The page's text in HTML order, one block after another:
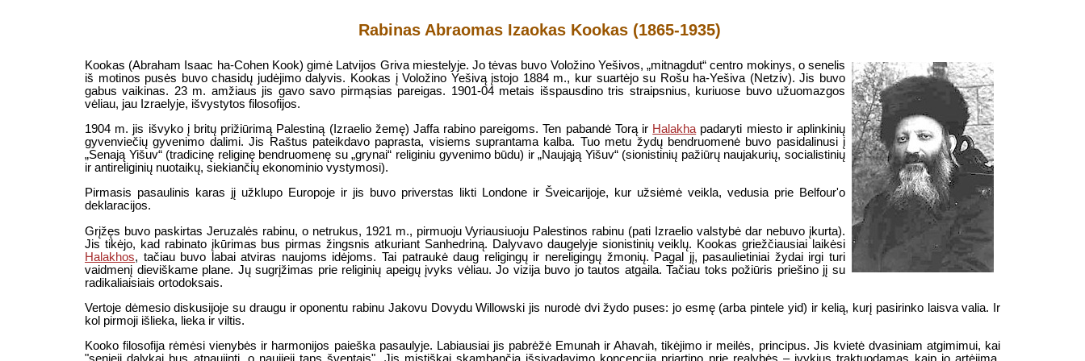
Rabinas Abraomas Izaokas Kookas (1865-1935)
Kookas (Abraham Isaac ha-Cohen Kook) gimė Latvijos Griva miestelyje. Jo tėvas buvo Voložino Yešivos, „mitnagdut“ centro mokinys, o senelis
iš motinos pusės buvo chasidų judėjimo dalyvis. Kookas į Voložino Yešivą įstojo 1884 m., kur suartėjo su Rošu ha-Yešiva (Netziv). Jis buvo
gabus vaikinas. 23 m. amžiaus jis gavo savo pirmąsias pareigas. 1901-04 metais išspausdino tris straipsnius, kuriuose buvo užuomazgos
vėliau, jau Izraelyje, išvystytos filosofijos.
1904 m. jis išvyko į britų prižiūrimą Palestiną (Izraelio žemę) Jaffa rabino pareigoms. Ten pabandė Torą ir Halakha padaryti miesto ir aplinkinių
gyvenviečių gyvenimo dalimi. Jis Raštus pateikdavo paprasta, visiems suprantama kalba. Tuo metu žydų bendruomenė buvo pasidalinusi į
„Senają Yišuv“ (tradicinę religinę bendruomenę su „grynai“ religiniu gyvenimo būdu) ir „Naująją Yišuv“ (sionistinių pažiūrų naujakurių, socialistinių
ir antireliginių nuotaikų, siekiančių ekonominio vystymosi).
Pirmasis pasaulinis karas jį užklupo Europoje ir jis buvo priverstas likti Londone ir Šveicarijoje, kur užsiėmė veikla, vedusia prie Belfour'o
deklaracijos.
Grįžęs buvo paskirtas Jeruzalės rabinu, o netrukus, 1921 m., pirmuoju Vyriausiuoju Palestinos rabinu (pati Izraelio valstybė dar nebuvo įkurta).
Jis tikėjo, kad rabinato įkūrimas bus pirmas žingsnis atkuriant Sanhedriną. Dalyvavo daugelyje sionistinių veiklų. Kookas griežčiausiai laikėsi
Halakhos, tačiau buvo labai atviras naujoms idėjoms. Tai patraukė daug religingų ir nereligingų žmonių. Pagal jį, pasaulietiniai žydai irgi turi
vaidmenį dieviškame plane. Jų sugrįžimas prie religinių apeigų įvyks vėliau. Jo vizija buvo jo tautos atgaila. Tačiau toks požiūris priešino jį su
radikaliaisiais ortodoksais.
Vertoje dėmesio diskusijoje su draugu ir oponentu rabinu Jakovu Dovydu Willowski jis nurodė dvi žydo puses: jo esmę (arba pintele yid) ir kelią, kurį pasirinko laisva valia. Ir
kol pirmoji išlieka, lieka ir viltis.
Kooko filosofija rėmėsi vienybės ir harmonijos paieška pasaulyje. Labiausiai jis pabrėžė Emunah ir Ahavah, tikėjimo ir meilės, principus. Jis kvietė dvasiniam atgimimui, kai